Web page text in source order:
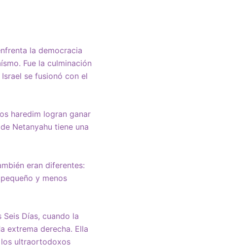
la democracia
Fue la culminación
se fusionó con el
haredim logran ganar
Netanyahu tiene una
eran diferentes:
y menos
Días, cuando la
extrema derecha. Ella
ultraortodoxos